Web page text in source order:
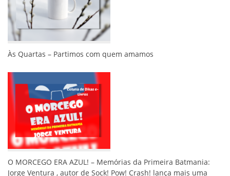
Às Quartas – Partimos com quem amamos
O MORCEGO ERA AZUL! – Memórias da Primeira Batmania:
Jorge Ventura , autor de Sock! Pow! Crash! lança mais uma